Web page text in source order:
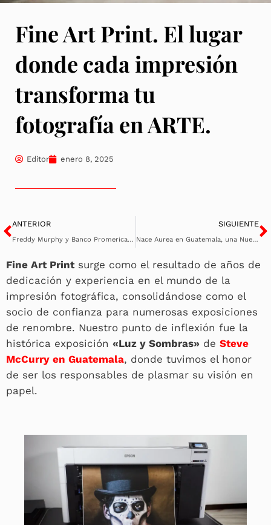
Fine Art Print. El lugar
donde cada impresión
transforma tu
fotografía en ARTE.
Editor enero 8, 2025
Ant
ANTERIOR
Freddy Murphy y Banco Promerica publican libros de fotografía que retratan la esencia de tres departamentos de Guatemala
SIGUIENTE
Nace Aurea en Guatemala, una Nueva Organización de Gestión Cultural
Fine Art Printsurge como el resultado de años de
dedicación y experiencia en el mundo de la
impresión fotográfica, consolidándose como el
socio de confianza para numerosas exposiciones
de renombre. Nuestro punto de inflexión fue la
histórica exposición «Luz y Sombras» de Steve
McCurry en Guatemala, donde tuvimos el honor
de ser los responsables de plasmar su visión en
papel.